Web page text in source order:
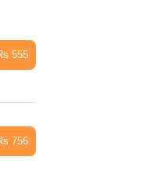
555
756